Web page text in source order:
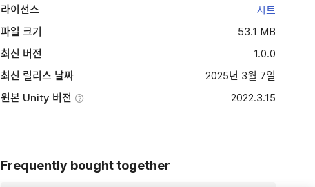
라이선스
시트
파일 크기
53.1 MB
최신 버전
1.0.0
최신 릴리스 날짜
2025년 3월 7일
원본 Unity 버전
2022.3.15
Frequently bought together